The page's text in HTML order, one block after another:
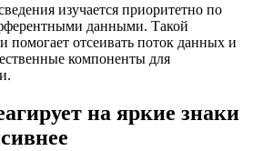
изучается приоритетно по
данными. Такой
помогает отсеивать поток данных и
компоненты для
на яркие знаки